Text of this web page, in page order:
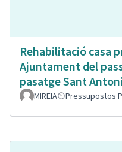
Rehabilitació casa
Ajuntament del
pasatge Sant Antoni
MIREIA Pressupostos